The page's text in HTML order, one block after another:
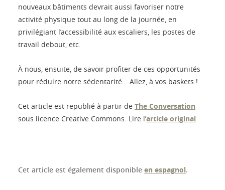
nouveaux bâtiments devrait aussi favoriser notre
activité physique tout au long de la journée, en
privilégiant l’accessibilité aux escaliers, les postes de
travail debout, etc.
À nous, ensuite, de savoir profiter de ces opportunités
pour réduire notre sédentarité… Allez, à vos baskets !
Cet article est republié à partir de The Conversation
sous licence Creative Commons. Lire l’article original.
Cet article est également disponible en espagnol.